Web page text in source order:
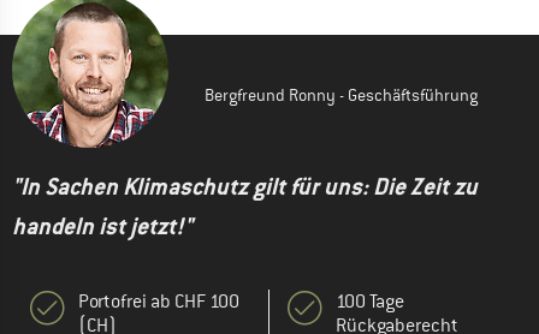
Bergfreund Ronny - Geschäftsführung
"In Sachen Klimaschutz gilt für uns: Die Zeit zu
handeln ist jetzt!"
Portofrei ab CHF 100
(CH)
100 Tage
Rückgaberecht